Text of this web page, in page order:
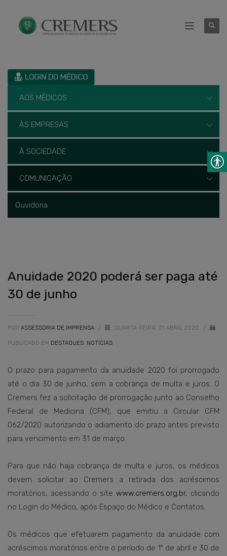
AOS MÉDICOS
ÀS EMPRESAS
À SOCIEDADE
COMUNICAÇÃO
Ouvidoria
Anuidade 2020 poderá ser paga até
30 de junho
POR ASSESSORIA DE IMPRENSA / QUARTA-FEIRA, 01 ABRIL 2020 /
PUBLICADO EM DESTAQUES, NOTÍCIAS
O prazo para pagamento da anuidade 2020 foi prorrogado
até o dia 30 de junho, sem a cobrança de multa e juros. O
Cremers fez a solicitação de prorrogação junto ao Conselho
Federal de Medicina (CFM), que emitiu a Circular CFM
062/2020 autorizando o adiamento do prazo antes previsto
para vencimento em 31 de março.
Para que não haja cobrança de multa e juros, os médicos
devem solicitar ao Cremers a retirada dos acréscimos
moratórios, acessando o site www.cremers.org.br, clicando
no Login do Médico, após Espaço do Médico e Contatos.
Os médicos que efetuarem pagamento da anuidade com
acréscimos moratórios entre o período de 1º de abril e 30 de